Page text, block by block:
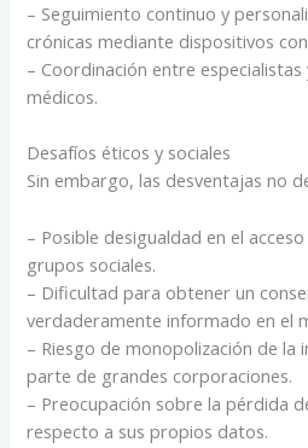
– Seguimiento continuo y
crónicas mediante dispositivos
– Coordinación entre
médicos.
Desafíos éticos y sociales
Sin embargo, las desventajas no
– Posible desigualdad en el
grupos sociales.
– Dificultad para obtener un
verdaderamente informado en el
– Riesgo de monopolización de
parte de grandes corporaciones.
– Preocupación sobre la pérdida
respecto a sus propios datos.